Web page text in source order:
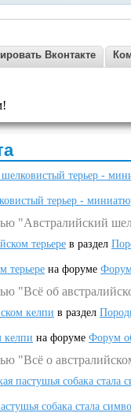
Вконтакте
терьер -
терьер -
"Австралийский
терьере в раздел
терьере на форуме
"Всё об
келпи в раздел
келпи на форуме Форум
"Всё о
пастушья собака
собака стала